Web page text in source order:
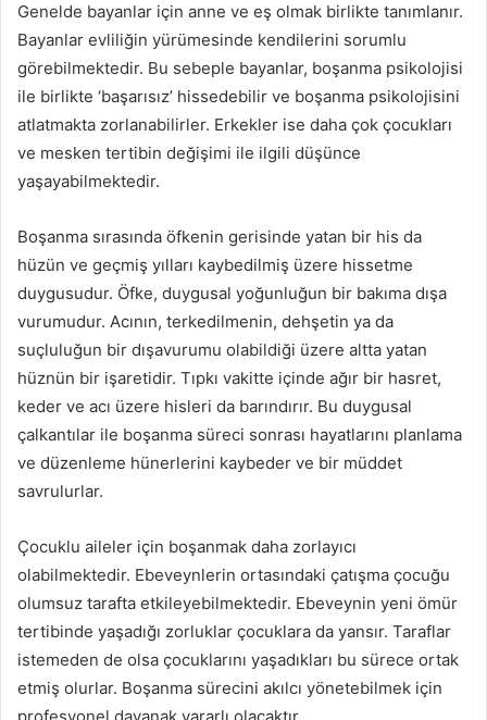
Genelde bayanlar için anne ve eş olmak birlikte tanımlanır.
Bayanlar evliliğin yürümesinde kendilerini sorumlu
görebilmektedir. Bu sebeple bayanlar, boşanma psikolojisi
ile birlikte ‘başarısız’ hissedebilir ve boşanma psikolojisini
atlatmakta zorlanabilirler. Erkekler ise daha çok çocukları
ve mesken tertibin değişimi ile ilgili düşünce
yaşayabilmektedir.
Boşanma sırasında öfkenin gerisinde yatan bir his da
hüzün ve geçmiş yılları kaybedilmiş üzere hissetme
duygusudur. Öfke, duygusal yoğunluğun bir bakıma dışa
vurumudur. Acının, terkedilmenin, dehşetin ya da
suçluluğun bir dışavurumu olabildiği üzere altta yatan
hüznün bir işaretidir. Tıpkı vakitte içinde ağır bir hasret,
keder ve acı üzere hisleri da barındırır. Bu duygusal
çalkantılar ile boşanma süreci sonrası hayatlarını planlama
ve düzenleme hünerlerini kaybeder ve bir müddet
savrulurlar.
Çocuklu aileler için boşanmak daha zorlayıcı
olabilmektedir. Ebeveynlerin ortasındaki çatışma çocuğu
olumsuz tarafta etkileyebilmektedir. Ebeveynin yeni ömür
tertibinde yaşadığı zorluklar çocuklara da yansır. Taraflar
istemeden de olsa çocuklarını yaşadıkları bu sürece ortak
etmiş olurlar. Boşanma sürecini akılcı yönetebilmek için